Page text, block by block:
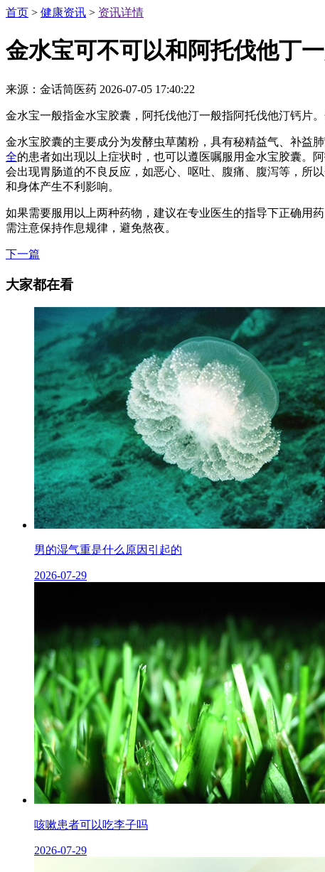
首页 > 健康资讯 > 资讯详情
金水宝可不可以和阿托伐他丁
来源：金话筒医药 2026-07-05 17:40:22
金水宝一般指金水宝胶囊，阿托伐他汀一般指阿托伐他汀钙片
金水宝胶囊的主要成分为发酵虫草菌粉，具有秘精益气、补益
全的患者如出现以上症状时，也可以遵医嘱服用金水宝胶囊。
会出现胃肠道的不良反应，如恶心、呕吐、腹痛、腹泻等，所
和身体产生不利影响。
如果需要服用以上两种药物，建议在专业医生的指导下正确用
需注意保持作息规律，避免熬夜。
下一篇
大家都在看
男的湿气重是什么原因引起的
2026-07-29
咳嗽患者可以吃李子吗
2026-07-29